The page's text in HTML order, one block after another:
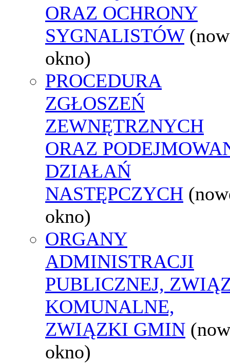
ORAZ OCHRONY
SYGNALISTÓW
okno)
PROCEDURA
ZGŁOSZEŃ
ZEWNĘTRZNYCH
ORAZ
DZIAŁAŃ
NASTĘPCZYCH
okno)
ORGANY
ADMINISTRACJI
PUBLICZNEJ,
KOMUNALNE,
ZWIĄZKI GMIN
okno)